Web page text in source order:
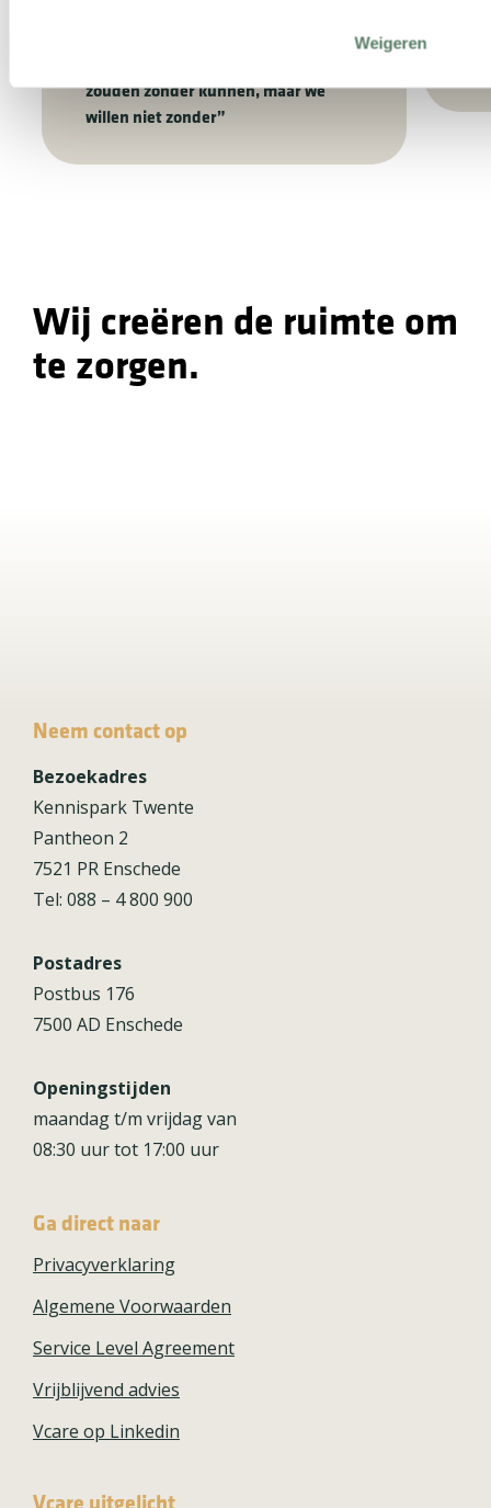
Weigeren
zouden zonder kunnen, maar we
willen niet zonder”
Wij creëren de ruimte om
te zorgen.
Neem contact op
Bezoekadres
Kennispark Twente
Pantheon 2
7521 PR Enschede
Tel: 088 – 4 800 900
Postadres
Postbus 176
7500 AD Enschede
Openingstijden
maandag t/m vrijdag van
08:30 uur tot 17:00 uur
Ga direct naar
Privacyverklaring
Algemene Voorwaarden
Service Level Agreement
Vrijblijvend advies
Vcare op Linkedin